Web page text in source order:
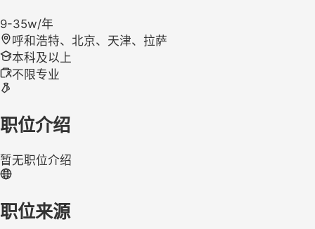
9-35w/年
呼和浩特、北京、天津、拉萨
本科及以上
不限专业
职位介绍
暂无职位介绍
职位来源